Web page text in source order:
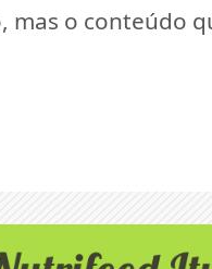
mas o conteúdo